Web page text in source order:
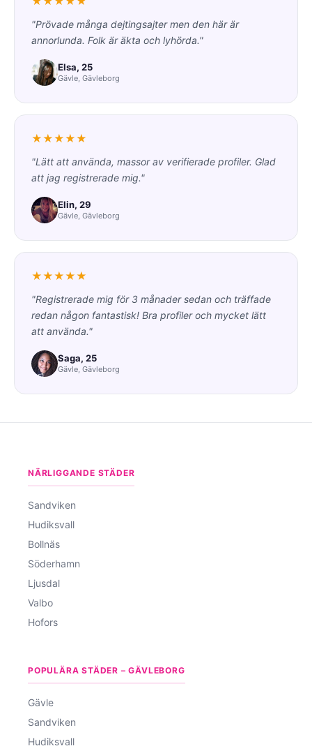
"Prövade många dejtingsajter men den här är
annorlunda. Folk är äkta och lyhörda."
Elsa, 25
Gävle, Gävleborg
★★★★★
"Lätt att använda, massor av verifierade profiler. Glad
att jag registrerade mig."
Elin, 29
Gävle, Gävleborg
★★★★★
"Registrerade mig för 3 månader sedan och träffade
redan någon fantastisk! Bra profiler och mycket lätt
att använda."
Saga, 25
Gävle, Gävleborg
NÄRLIGGANDE STÄDER
Sandviken
Hudiksvall
Bollnäs
Söderhamn
Ljusdal
Valbo
Hofors
POPULÄRA STÄDER – GÄVLEBORG
Gävle
Sandviken
Hudiksvall